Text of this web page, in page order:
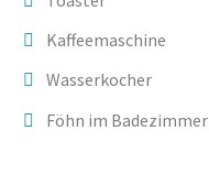
Kaffeemaschine
Wasserkocher
Föhn im Badezimmer